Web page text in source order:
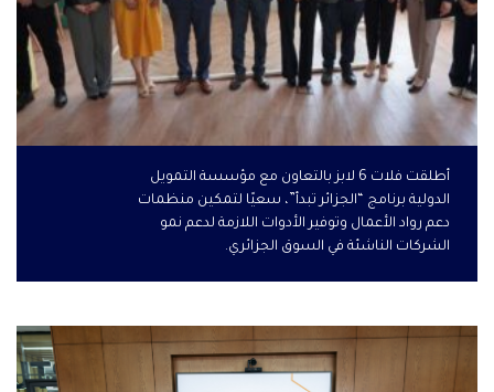
أطلقت فلات 6 لابز بالتعاون مع مؤسسة التمويل
الدولية برنامج “الجزائر تبدأ”، سعيًا لتمكين منظمات
دعم رواد الأعمال وتوفير الأدوات اللازمة لدعم نمو
الشركات الناشئة في السوق الجزائري.